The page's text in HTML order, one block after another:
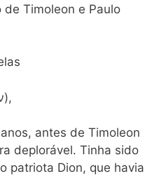
de Timoleon e Paulo
antes de Timoleon
deplorável. Tinha sido
patriota Dion, que havia